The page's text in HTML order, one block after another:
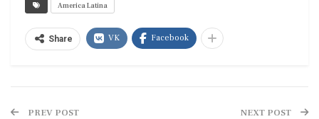
America Latina
Share VK Facebook
PREV POST NEXT POST